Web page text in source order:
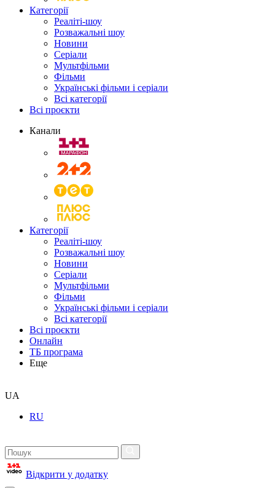
Категорії
Реаліті-шоу
Розважальні шоу
Новини
Серіали
Мультфільми
Фільми
Українські фільми і серіали
Всі категорії
Всі проєкти
Канали
Категорії
Реаліті-шоу
Розважальні шоу
Новини
Серіали
Мультфільми
Фільми
Українські фільми і серіали
Всі категорії
Всі проєкти
Онлайн
ТБ програма
Еще
UA
RU
Відкрити у додатку